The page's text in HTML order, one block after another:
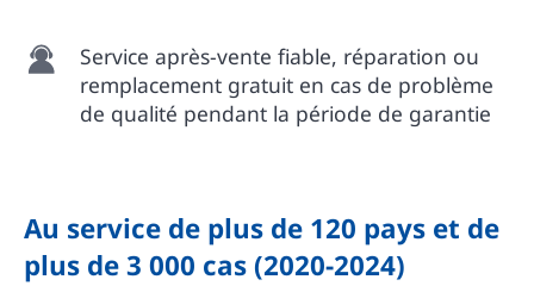
Service après-vente fiable, réparation ou
remplacement gratuit en cas de problème
de qualité pendant la période de garantie
Au service de plus de 120 pays et de
plus de 3 000 cas (2020-2024)